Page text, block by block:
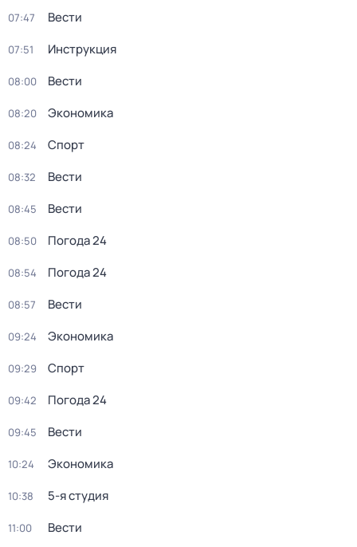
07:47 Вести
07:51 Инструкция
08:00 Вести
08:20 Экономика
08:24 Спорт
08:32 Вести
08:45 Вести
08:50 Погода 24
08:54 Погода 24
08:57 Вести
09:24 Экономика
09:29 Спорт
09:42 Погода 24
09:45 Вести
10:24 Экономика
10:38 5-я студия
11:00 Вести